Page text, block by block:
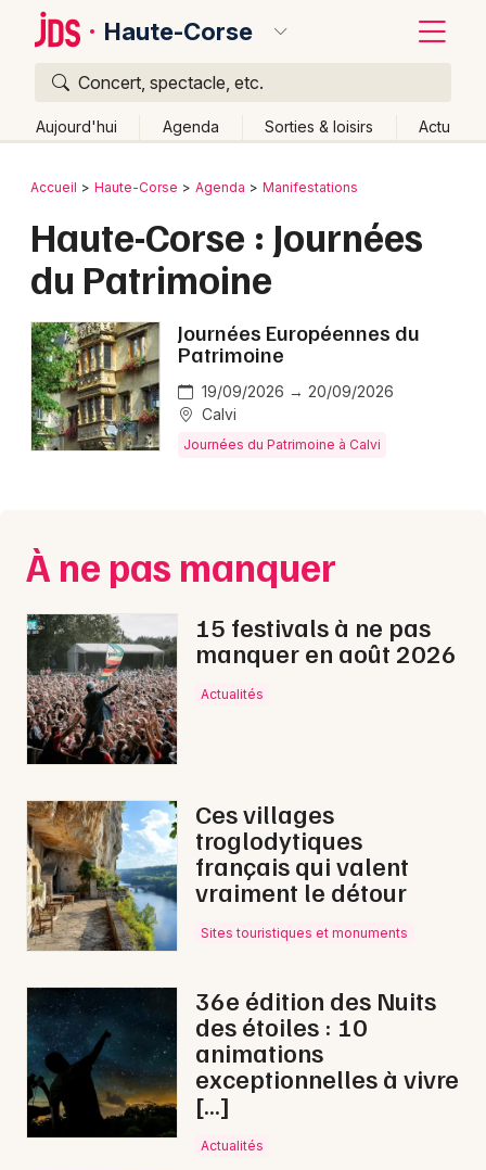
Haute-Corse
Concert, spectacle, etc.
Aujourd'hui Agenda Sorties & loisirs Actu
Publier un événement
Grands événements
Activité & Expérience
Manifestations
Concerts
Sports
Soirées
Sorties famille
Sorties & loisirs
Journées du Patrimoine en Corse
Newsletter des sorties
Artistes en tournée
Actus en Haute-Corse
Bordeaux
Colmar
Lille
Lyon
Marseille
Mulhouse
Nice
Paris
Strasbourg
Toulouse
Toutes les villes
Retour
Accueil Haute-Corse Agenda Manifestations
Haute-Corse : Journées
du Patrimoine
Journées Européennes du
Patrimoine
19/09/2026 → 20/09/2026
Calvi
Journées du Patrimoine à Calvi
À ne pas manquer
15 festivals à ne pas
manquer en août 2026
Actualités
Ces villages
troglodytiques
français qui valent
vraiment le détour
Sites touristiques et monuments
36e édition des Nuits
des étoiles : 10
animations
exceptionnelles à vivre
[…]
Actualités
Quoi ?
Où ?
Changer de lieu
Quand ?
Aujourd'hui
Demain